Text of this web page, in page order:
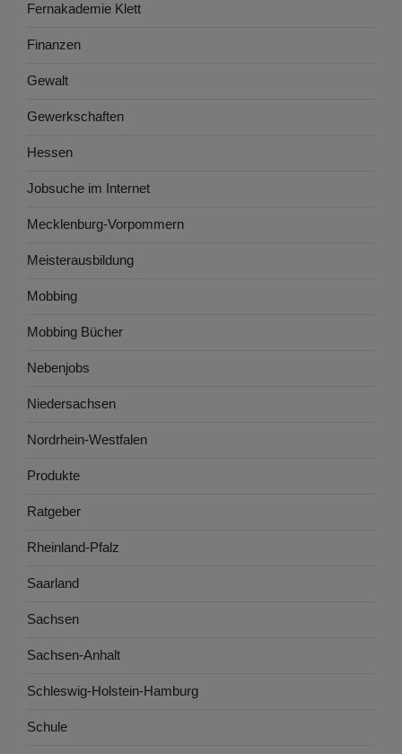
Fernakademie Klett
Finanzen
Gewalt
Gewerkschaften
Hessen
Jobsuche im Internet
Mecklenburg-Vorpommern
Meisterausbildung
Mobbing
Mobbing Bücher
Nebenjobs
Niedersachsen
Nordrhein-Westfalen
Produkte
Ratgeber
Rheinland-Pfalz
Saarland
Sachsen
Sachsen-Anhalt
Schleswig-Holstein-Hamburg
Schule